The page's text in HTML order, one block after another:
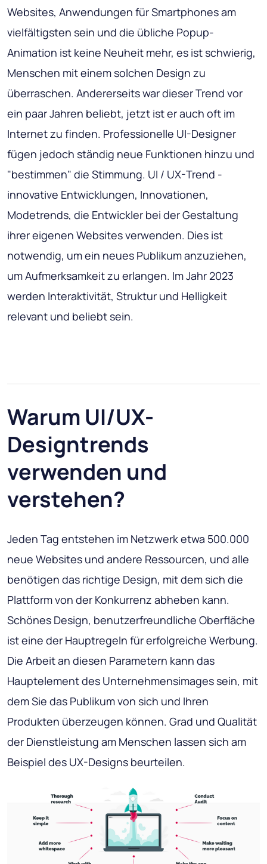
Websites, Anwendungen für Smartphones am
vielfältigsten sein und die übliche Popup-
Animation ist keine Neuheit mehr, es ist schwierig,
Menschen mit einem solchen Design zu
überraschen. Andererseits war dieser Trend vor
ein paar Jahren beliebt, jetzt ist er auch oft im
Internet zu finden. Professionelle UI-Designer
fügen jedoch ständig neue Funktionen hinzu und
"bestimmen" die Stimmung. UI / UX-Trend -
innovative Entwicklungen, Innovationen,
Modetrends, die Entwickler bei der Gestaltung
ihrer eigenen Websites verwenden. Dies ist
notwendig, um ein neues Publikum anzuziehen,
um Aufmerksamkeit zu erlangen. Im Jahr 2023
werden Interaktivität, Struktur und Helligkeit
relevant und beliebt sein.
Warum UI/UX-
Designtrends
verwenden und
verstehen?
Jeden Tag entstehen im Netzwerk etwa 500.000
neue Websites und andere Ressourcen, und alle
benötigen das richtige Design, mit dem sich die
Plattform von der Konkurrenz abheben kann.
Schönes Design, benutzerfreundliche Oberfläche
ist eine der Hauptregeln für erfolgreiche Werbung.
Die Arbeit an diesen Parametern kann das
Hauptelement des Unternehmensimages sein, mit
dem Sie das Publikum von sich und Ihren
Produkten überzeugen können. Grad und Qualität
der Dienstleistung am Menschen lassen sich am
Beispiel des UX-Designs beurteilen.